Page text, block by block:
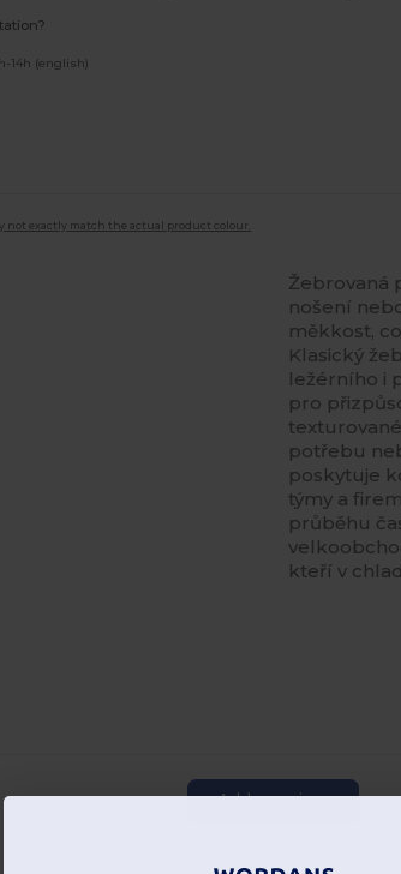
14h (english)
not exactly match the actual product colour.
Žebrovaná
nošení
měkkost,
Klasický
ležérního i
pro
potřebu
poskytuje
týmy a
průběhu
kteří v
Add a review